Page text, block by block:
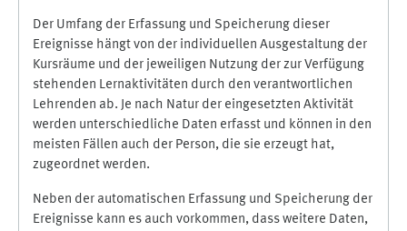
Der Umfang der Erfassung und Speicherung dieser
Ereignisse hängt von der individuellen Ausgestaltung der
Kursräume und der jeweiligen Nutzung der zur Verfügung
stehenden Lernaktivitäten durch den verantwortlichen
Lehrenden ab. Je nach Natur der eingesetzten Aktivität
werden unterschiedliche Daten erfasst und können in den
meisten Fällen auch der Person, die sie erzeugt hat,
zugeordnet werden.
Neben der automatischen Erfassung und Speicherung der
Ereignisse kann es auch vorkommen, dass weitere Daten,